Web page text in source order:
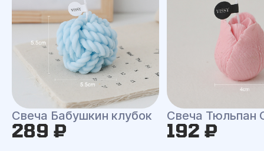
Свеча Бабушкин клубок
289 ₽
Свеча Тюльпан
192 ₽